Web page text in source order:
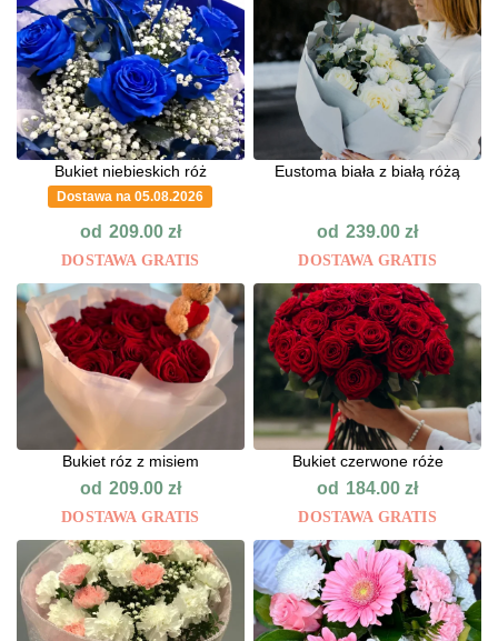
Bukiet niebieskich róż
Dostawa na 05.08.2026
od 209.00 zł
DOSTAWA GRATIS
Eustoma biała z białą różą
od 239.00zł
DOSTAWA GRATIS
Bukiet róz z misiem
od 209.00 zł
DOSTAWA GRATIS
Bukiet czerwone róże
od 184.00zł
DOSTAWA GRATIS